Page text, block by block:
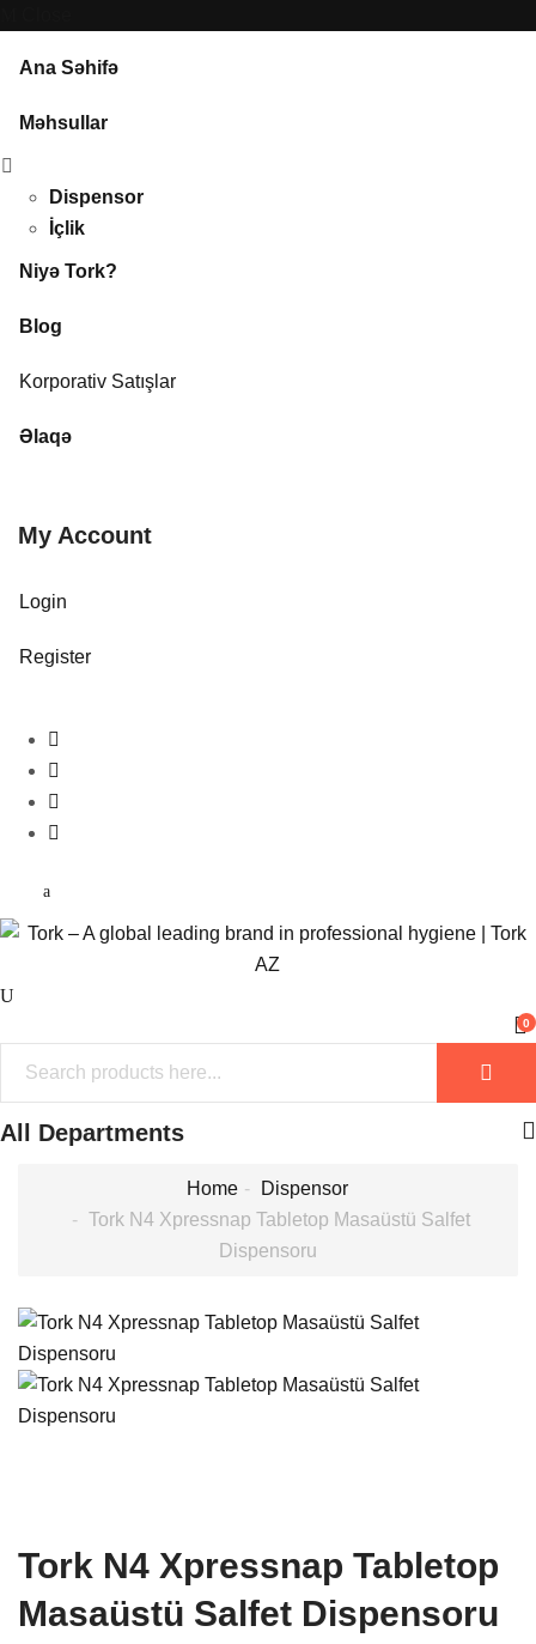
Ana Səhifə
Məhsullar
Dispensor
İçlik
Niyə Tork?
Blog
Korporativ Satışlar
Əlaqə
My Account
Login
Register
0
All Departments
Home
Dispensor
Tork N4 Xpressnap Tabletop Masaüstü Salfet
Dispensoru
Tork N4 Xpressnap Tabletop
Masaüstü Salfet Dispensoru